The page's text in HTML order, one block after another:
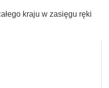
kraju w zasięgu ręki